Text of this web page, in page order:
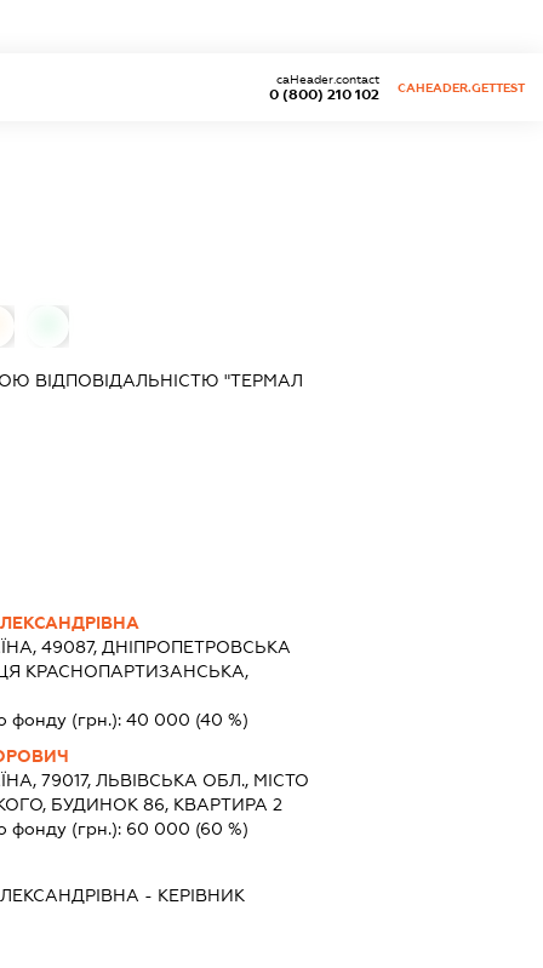
0 (800) 210 102
caHeader.contact
CAHEADER.GETTEST
ВІДПОВІДАЛЬНІСТЮ "ТЕРМАЛ
49087, ДНІПРОПЕТРОВСЬКА
КРАСНОПАРТИЗАНСЬКА,
фонду (грн.): 40 000 (40 %)
79017, ЛЬВІВСЬКА ОБЛ., МІСТО
БУДИНОК 86, КВАРТИРА 2
фонду (грн.): 60 000 (60 %)
- КЕРІВНИК